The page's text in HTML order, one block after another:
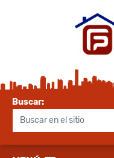
Buscar: